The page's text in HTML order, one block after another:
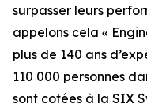
surpasser leurs
appelons cela «
plus de 140 ans
110 000 personnes
sont cotées à la SIX